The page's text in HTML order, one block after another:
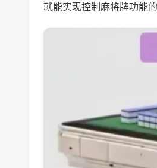
就能实现控制麻将牌功能的